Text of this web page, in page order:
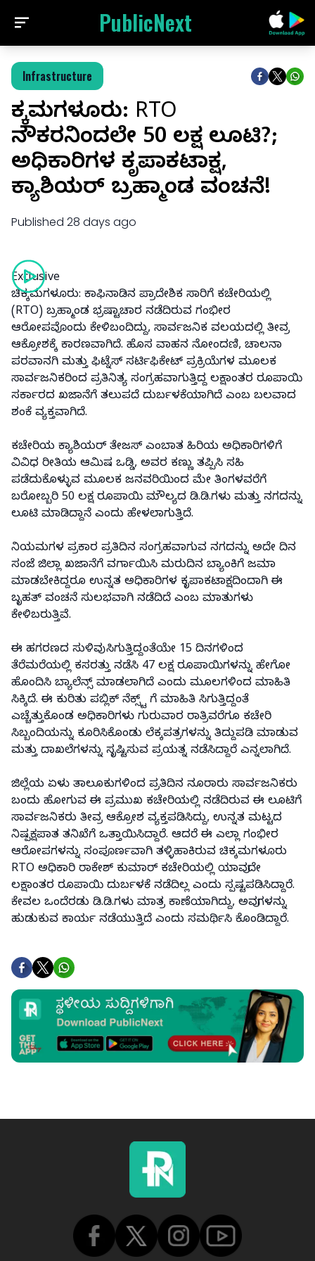
PublicNext
Infrastructure
ಚಿಕ್ಕಮಗಳೂರು: RTO
ನೌಕರನಿಂದಲೇ 50 ಲಕ್ಷ ಲೂಟಿ?;
ಅಧಿಕಾರಿಗಳ ಕೃಪಾಕಟಾಕ್ಷ,
ಕ್ಯಾಶಿಯರ್ ಬ್ರಹ್ಮಾಂಡ ವಂಚನೆ!
Published 28 days ago
Exclusive
ಚಿಕ್ಕಮಗಳೂರು: ಕಾಫಿನಾಡಿನ ಪ್ರಾದೇಶಿಕ ಸಾರಿಗೆ ಕಚೇರಿಯಲ್ಲಿ
(RTO) ಬ್ರಹ್ಮಾಂಡ ಭ್ರಷ್ಟಾಚಾರ ನಡೆದಿರುವ ಗಂಭೀರ
ಆರೋಪವೊಂದು ಕೇಳಿಬಂದಿದ್ದು, ಸಾರ್ವಜನಿಕ ವಲಯದಲ್ಲಿ ತೀವ್ರ
ಆಕ್ರೋಶಕ್ಕೆ ಕಾರಣವಾಗಿದೆ. ಹೊಸ ವಾಹನ ನೋಂದಣಿ, ಚಾಲನಾ
ಪರವಾನಗಿ ಮತ್ತು ಫಿಟ್ನೆಸ್ ಸರ್ಟಿಫಿಕೇಟ್ ಪ್ರಕ್ರಿಯೆಗಳ ಮೂಲಕ
ಸಾರ್ವಜನಿಕರಿಂದ ಪ್ರತಿನಿತ್ಯ ಸಂಗ್ರಹವಾಗುತ್ತಿದ್ದ ಲಕ್ಷಾಂತರ ರೂಪಾಯಿ
ಸರ್ಕಾರದ ಖಜಾನೆಗೆ ತಲುಪದೆ ದುರ್ಬಳಕೆಯಾಗಿದೆ ಎಂಬ ಬಲವಾದ
ಶಂಕೆ ವ್ಯಕ್ತವಾಗಿದೆ.
ಕಚೇರಿಯ ಕ್ಯಾಶಿಯರ್ ತೇಜಸ್ ಎಂಬಾತ ಹಿರಿಯ ಅಧಿಕಾರಿಗಳಿಗೆ
ವಿವಿಧ ರೀತಿಯ ಆಮಿಷ ಒಡ್ಡಿ, ಅವರ ಕಣ್ಣು ತಪ್ಪಿಸಿ ಸಹಿ
ಪಡೆದುಕೊಳ್ಳುವ ಮೂಲಕ ಜನವರಿಯಿಂದ ಮೇ ತಿಂಗಳವರೆಗೆ
ಬರೋಬ್ಬರಿ 50 ಲಕ್ಷ ರೂಪಾಯಿ ಮೌಲ್ಯದ ಡಿ.ಡಿ.ಗಳು ಮತ್ತು ನಗದನ್ನು
ಲೂಟಿ ಮಾಡಿದ್ದಾನೆ ಎಂದು ಹೇಳಲಾಗುತ್ತಿದೆ.
ನಿಯಮಗಳ ಪ್ರಕಾರ ಪ್ರತಿದಿನ ಸಂಗ್ರಹವಾಗುವ ನಗದನ್ನು ಅದೇ ದಿನ
ಸಂಜೆ ಜಿಲ್ಲಾ ಖಜಾನೆಗೆ ವರ್ಗಾಯಿಸಿ ಮರುದಿನ ಬ್ಯಾಂಕಿಗೆ ಜಮಾ
ಮಾಡಬೇಕಿದ್ದರೂ ಉನ್ನತ ಅಧಿಕಾರಿಗಳ ಕೃಪಾಕಟಾಕ್ಷದಿಂದಾಗಿ ಈ
ಬೃಹತ್ ವಂಚನೆ ಸುಲಭವಾಗಿ ನಡೆದಿದೆ ಎಂಬ ಮಾತುಗಳು
ಕೇಳಿಬರುತ್ತಿವೆ.
ಈ ಹಗರಣದ ಸುಳಿವು ಸಿಗುತ್ತಿದ್ದಂತೆಯೇ 15 ದಿನಗಳಿಂದ
ತೆರೆಮರೆಯಲ್ಲಿ ಕಸರತ್ತು ನಡೆಸಿ 47 ಲಕ್ಷ ರೂಪಾಯಿಗಳನ್ನು ಹೇಗೋ
ಹೊಂದಿಸಿ ಬ್ಯಾಲೆನ್ಸ್ ಮಾಡಲಾಗಿದೆ ಎಂದು ಮೂಲಗಳಿಂದ ಮಾಹಿತಿ
ಸಿಕ್ಕಿದೆ. ಈ ಕುರಿತು ಪಬ್ಲಿಕ್ ನೆಕ್ಸ್ಟ್ ಗೆ ಮಾಹಿತಿ ಸಿಗುತ್ತಿದ್ದಂತೆ
ಎಚ್ಚೆತ್ತುಕೊಂಡ ಅಧಿಕಾರಿಗಳು ಗುರುವಾರ ರಾತ್ರಿವರೆಗೂ ಕಚೇರಿ
ಸಿಬ್ಬಂದಿಯನ್ನು ಕೂರಿಸಿಕೊಂಡು ಲೆಕ್ಕಪತ್ರಗಳನ್ನು ತಿದ್ದುಪಡಿ ಮಾಡುವ
ಮತ್ತು ದಾಖಲೆಗಳನ್ನು ಸೃಷ್ಟಿಸುವ ಪ್ರಯತ್ನ ನಡೆಸಿದ್ದಾರೆ ಎನ್ನಲಾಗಿದೆ.
ಜಿಲ್ಲೆಯ ಏಳು ತಾಲೂಕುಗಳಿಂದ ಪ್ರತಿದಿನ ನೂರಾರು ಸಾರ್ವಜನಿಕರು
ಬಂದು ಹೋಗುವ ಈ ಪ್ರಮುಖ ಕಚೇರಿಯಲ್ಲಿ ನಡೆದಿರುವ ಈ ಲೂಟಿಗೆ
ಸಾರ್ವಜನಿಕರು ತೀವ್ರ ಆಕ್ರೋಶ ವ್ಯಕ್ತಪಡಿಸಿದ್ದು, ಉನ್ನತ ಮಟ್ಟದ
ನಿಷ್ಪಕ್ಷಪಾತ ತನಿಖೆಗೆ ಒತ್ತಾಯಿಸಿದ್ದಾರೆ. ಆದರೆ ಈ ಎಲ್ಲಾ ಗಂಭೀರ
ಆರೋಪಗಳನ್ನು ಸಂಪೂರ್ಣವಾಗಿ ತಳ್ಳಿಹಾಕಿರುವ ಚಿಕ್ಕಮಗಳೂರು
RTO ಅಧಿಕಾರಿ ರಾಕೇಶ್ ಕುಮಾರ್ ಕಚೇರಿಯಲ್ಲಿ ಯಾವುದೇ
ಲಕ್ಷಾಂತರ ರೂಪಾಯಿ ದುರ್ಬಳಕೆ ನಡೆದಿಲ್ಲ ಎಂದು ಸ್ಪಷ್ಟಪಡಿಸಿದ್ದಾರೆ.
ಕೇವಲ ಒಂದೆರಡು ಡಿ.ಡಿ.ಗಳು ಮಾತ್ರ ಕಾಣೆಯಾಗಿದ್ದು, ಅವುಗಳನ್ನು
ಹುಡುಕುವ ಕಾರ್ಯ ನಡೆಯುತ್ತಿದೆ ಎಂದು ಸಮರ್ಥಿಸಿ ಕೊಂಡಿದ್ದಾರೆ.